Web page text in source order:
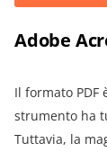
Adobe
Il formato
strumento ha
Tuttavia, la